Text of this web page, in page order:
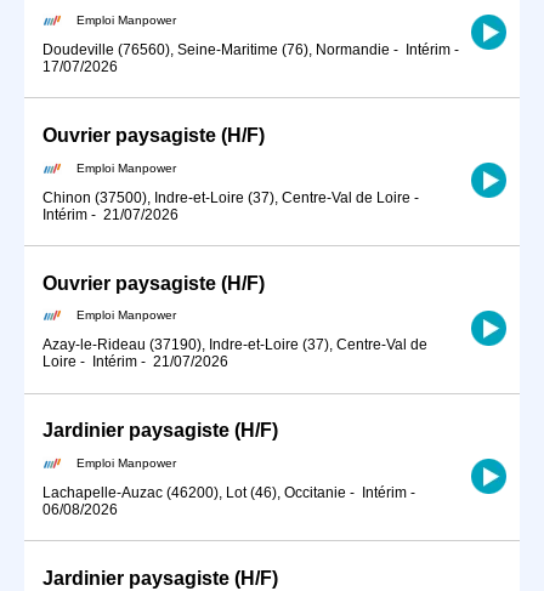
Emploi Manpower
Doudeville (76560), Seine-Maritime (76), Normandie - Intérim -
17/07/2026
Ouvrier paysagiste (H/F)
Emploi Manpower
Chinon (37500), Indre-et-Loire (37), Centre-Val de Loire -
Intérim - 21/07/2026
Ouvrier paysagiste (H/F)
Emploi Manpower
Azay-le-Rideau (37190), Indre-et-Loire (37), Centre-Val de
Loire - Intérim - 21/07/2026
Jardinier paysagiste (H/F)
Emploi Manpower
Lachapelle-Auzac (46200), Lot (46), Occitanie - Intérim -
06/08/2026
Jardinier paysagiste (H/F)